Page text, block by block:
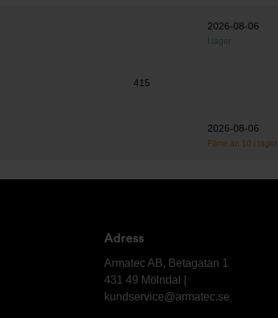
2026-08-06
I lager
415
2026-08-06
Färre än 10 i lager
Adress
Armatec
Armatec AB, Betagatan 1
431 49 Mölndal |
kundservice@armatec.se